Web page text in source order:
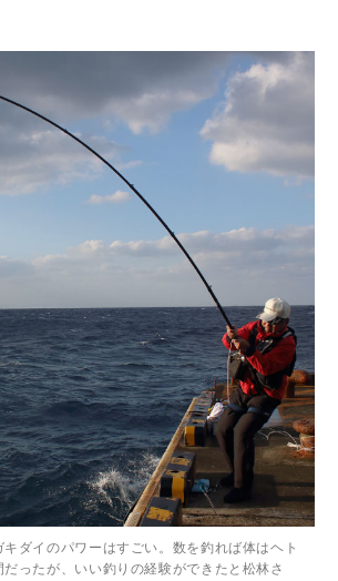
ダイのパワーはすごい。数を釣れば体はヘト
ったが、いい釣りの経験ができたと松林さ